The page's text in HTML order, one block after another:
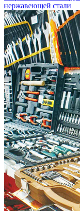
нержавеющей стали